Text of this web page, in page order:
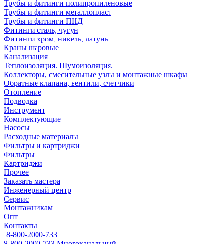
Трубы и фитинги полипропиленовые
Трубы и фитинги металлопласт
Трубы и фитинги ПНД
Фитинги сталь, чугун
Фитинги хром, никель, латунь
Краны шаровые
Канализация
Теплоизоляция. Шумоизоляция.
Коллекторы, смесительные узлы и монтажные шкафы
Обратные клапана, вентили, счетчики
Отопление
Подводка
Инструмент
Комплектующие
Насосы
Расходные материалы
Фильтры и картриджи
Фильтры
Картриджи
Прочее
Заказать мастера
Инженерный центр
Сервис
Монтажникам
Опт
Контакты
8-800-2000-733